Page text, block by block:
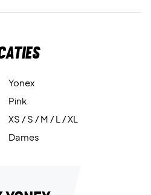
Yonex
Pink
XS / S / M / L / XL
Dames